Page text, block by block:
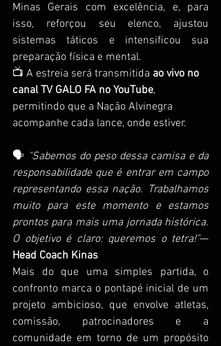
Minas Gerais com excelência, e, para
isso, reforçou seu elenco, ajustou
sistemas táticos e intensificou sua
preparação física e mental.
📺 A estreia será transmitida ao vivo no
canal TV GALO FA no YouTube,
permitindo que a Nação Alvinegra
acompanhe cada lance, onde estiver.
🗣️ "Sabemos do peso dessa camisa e da
responsabilidade que é entrar em campo
representando essa nação. Trabalhamos
muito para este momento e estamos
prontos para mais uma jornada histórica.
O objetivo é claro: queremos o tetra!"
Head Coach Kinas
Mais do que uma simples partida, o
confronto marca o pontapé inicial de um
projeto ambicioso, que envolve atletas,
comissão, patrocinadores e a
comunidade em torno de um propósito